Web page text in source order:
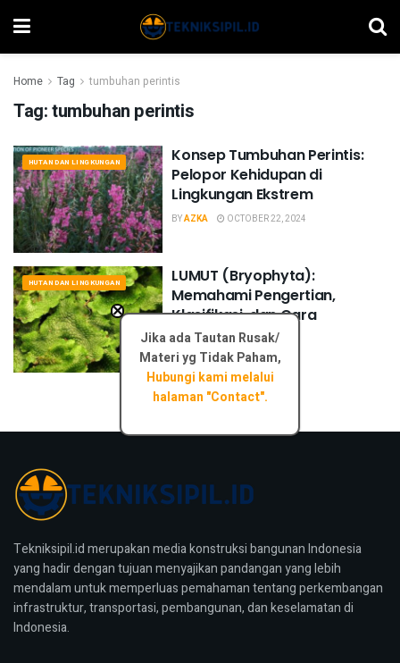
Home Tag tumbuhan perintis
Tag:tumbuhan perintis
HUTAN DAN LINGKUNGAN
Konsep Tumbuhan Perintis:
Pelopor Kehidupan di
Lingkungan Ekstrem
BYAZKA OCTOBER 22, 2024
HUTAN DAN LINGKUNGAN
LUMUT (Bryophyta):
Memahami Pengertian,
Klasifikasi, dan Cara
Budidaya
BYAZKA OCTOBER 5, 2024
Tekniksipil.id merupakan media konstruksi bangunan Indonesia
yang hadir dengan tujuan menyajikan pandangan yang lebih
mendalam untuk memperluas pemahaman tentang perkembangan
infrastruktur, transportasi, pembangunan, dan keselamatan di
Indonesia.
Jika ada Tautan Rusak/
Materi yg Tidak Paham,
Hubungi kami melalui
halaman "Contact".
×